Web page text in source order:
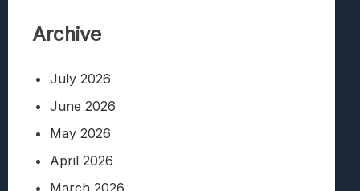
Archive
July 2026
June 2026
May 2026
April 2026
March 2026